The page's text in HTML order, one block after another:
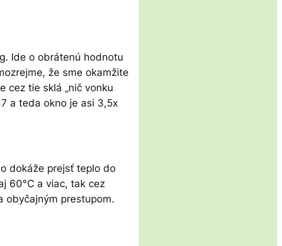
Ide o obrátenú hodnotu
že sme okamžite
cez tie sklá „nič vonku
a teda okno je asi 3,5x
dokáže prejsť teplo do
60°C a viac, tak cez
obyčajným prestupom.